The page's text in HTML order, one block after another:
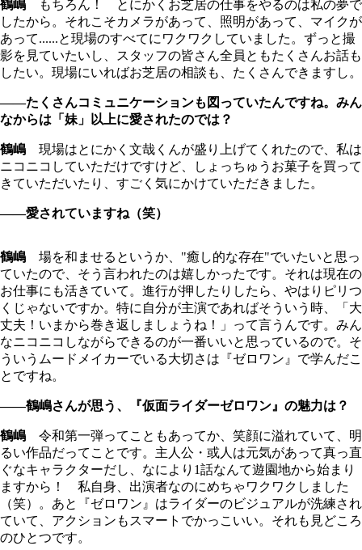
鶴嶋 もちろん！ とにかくお芝居の仕事をやるのは私の夢で
したから。それこそカメラがあって、照明があって、マイクが
あって......と現場のすべてにワクワクしていました。ずっと撮
影を見ていたいし、スタッフの皆さん全員ともたくさんお話も
したい。現場にいればお芝居の相談も、たくさんできますし。
――たくさんコミュニケーションも図っていたんですね。みん
なからは「妹」以上に愛されたのでは？
鶴嶋 現場はとにかく文哉くんが盛り上げてくれたので、私は
ニコニコしていただけですけど、しょっちゅうお菓子を買って
きていただいたり、すごく気にかけていただきました。
――愛されていますね（笑）
鶴嶋 場を和ませるというか、"癒し的な存在"でいたいと思っ
ていたので、そう言われたのは嬉しかったです。それは現在の
お仕事にも活きていて。進行が押したりしたら、やはりピリつ
くじゃないですか。特に自分が主演であればそういう時、「大
丈夫！いまから巻き返しましょうね！」って言うんです。みん
なニコニコしながらできるのが一番いいと思っているので。そ
ういうムードメイカーでいる大切さは『ゼロワン』で学んだこ
とですね。
――鶴嶋さんが思う、『仮面ライダーゼロワン』の魅力は？
鶴嶋 令和第一弾ってこともあってか、笑顔に溢れていて、明
るい作品だってことです。主人公・或人は元気があって真っ直
ぐなキャラクターだし、なにより1話なんて遊園地から始まり
ますから！ 私自身、出演者なのにめちゃワクワクしました
（笑）。あと『ゼロワン』はライダーのビジュアルが洗練され
ていて、アクションもスマートでかっこいい。それも見どころ
のひとつです。